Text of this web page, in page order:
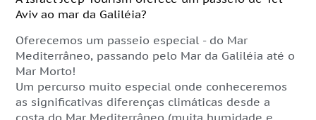
Aviv ao mar da Galiléia?
Oferecemos um passeio especial - do Mar
Mediterrâneo, passando pelo Mar da Galiléia até o
Mar Morto!
Um percurso muito especial onde conheceremos
as significativas diferenças climáticas desde a